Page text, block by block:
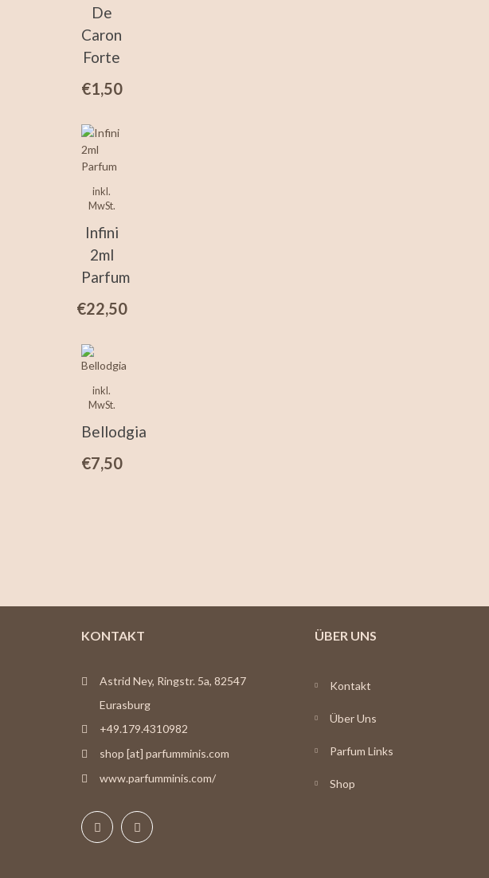
De
Caron
Forte
€1,50
inkl.
MwSt.
Infini
2ml
Parfum
€22,50
inkl.
MwSt.
Bellodgia
€7,50
KONTAKT
Astrid Ney, Ringstr. 5a, 82547
Eurasburg
+49.179.4310982
shop [at] parfumminis.com
www.parfumminis.com/
ÜBER UNS
Kontakt
Über Uns
Parfum Links
Shop